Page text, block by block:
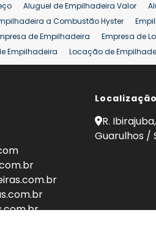
Aluguel de Empilhadeira Valor
a Combustão Hyster
de Empilhadeira
Empresa de
Empilhadeira
Locação de
Mercados
Manutenção de
Comprar
Preço de Empilhadeira 25 ton
Localização
R.
Guarulhos /